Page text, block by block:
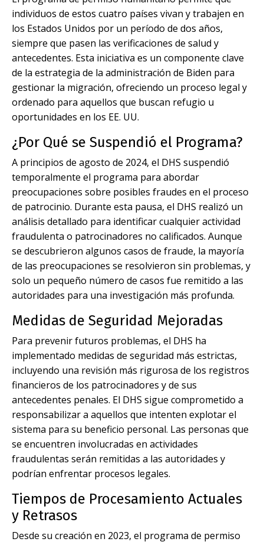
individuos de estos cuatro países vivan y trabajen en
los Estados Unidos por un período de dos años,
siempre que pasen las verificaciones de salud y
antecedentes. Esta iniciativa es un componente clave
de la estrategia de la administración de Biden para
gestionar la migración, ofreciendo un proceso legal y
ordenado para aquellos que buscan refugio u
oportunidades en los EE. UU.
¿Por Qué se Suspendió el Programa?
A principios de agosto de 2024, el DHS suspendió
temporalmente el programa para abordar
preocupaciones sobre posibles fraudes en el proceso
de patrocinio. Durante esta pausa, el DHS realizó un
análisis detallado para identificar cualquier actividad
fraudulenta o patrocinadores no calificados. Aunque
se descubrieron algunos casos de fraude, la mayoría
de las preocupaciones se resolvieron sin problemas, y
solo un pequeño número de casos fue remitido a las
autoridades para una investigación más profunda.
Medidas de Seguridad Mejoradas
Para prevenir futuros problemas, el DHS ha
implementado medidas de seguridad más estrictas,
incluyendo una revisión más rigurosa de los registros
financieros de los patrocinadores y de sus
antecedentes penales. El DHS sigue comprometido a
responsabilizar a aquellos que intenten explotar el
sistema para su beneficio personal. Las personas que
se encuentren involucradas en actividades
fraudulentas serán remitidas a las autoridades y
podrían enfrentar procesos legales.
Tiempos de Procesamiento Actuales
y Retrasos
Desde su creación en 2023, el programa de permiso